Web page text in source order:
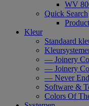
WV
Quick Search
Kleur
Standaard
— Joinery
— Joinery
— Never
Software &
Colors Of